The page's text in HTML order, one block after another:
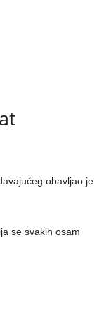
obavljao je
se svakih osam